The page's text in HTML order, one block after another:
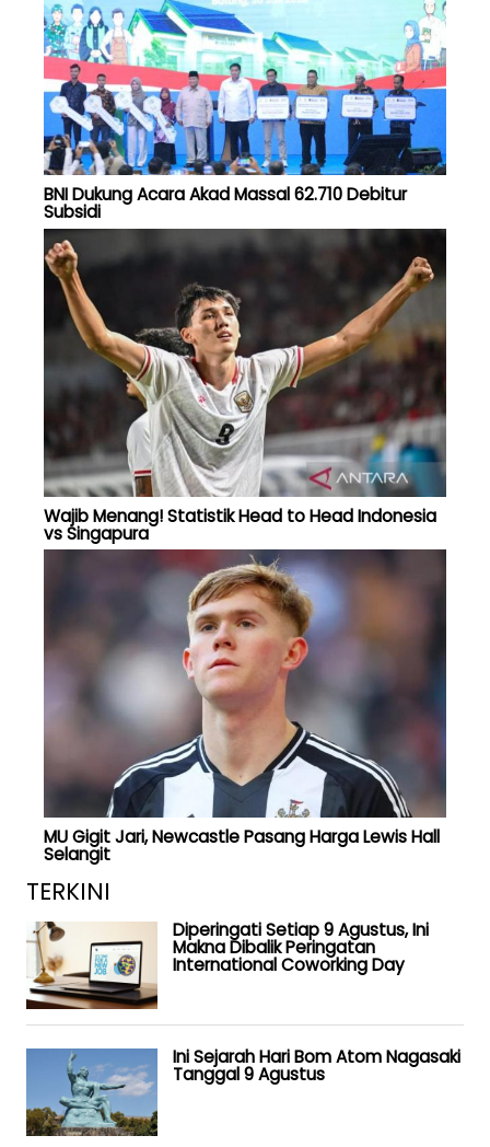
BNI Dukung Acara Akad Massal 62.710 Debitur
Subsidi
Wajib Menang! Statistik Head to Head Indonesia
vs Singapura
MU Gigit Jari, Newcastle Pasang Harga Lewis Hall
Selangit
TERKINI
Diperingati Setiap 9 Agustus, Ini
Makna Dibalik Peringatan
International Coworking Day
Ini Sejarah Hari Bom Atom Nagasaki
Tanggal 9 Agustus